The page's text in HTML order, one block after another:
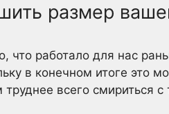
размер
работало для нас
в конечном итоге это
всего смириться с